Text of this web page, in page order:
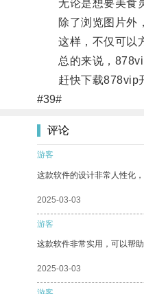
无论是想要美食灵
除了浏览图片外，
这样，不仅可以方
总的来说，878vip
赶快下载878vip开
#39#
评论
游客
这款软件的设计非常人性化
2025-03-03
游客
这款软件非常实用，可以帮助
2025-03-03